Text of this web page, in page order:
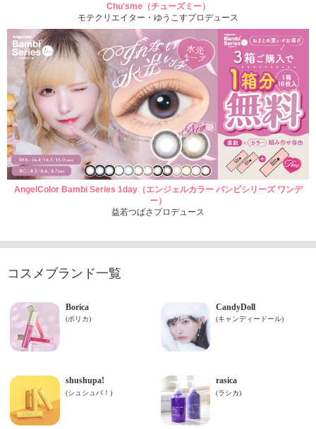
Chu'sme（チューズミー）
モテクリエイター・ゆうこすプロデュース
AngelColor Bambi Series 1day（エンジェルカラー バンビシリーズ ワンデ
ー）
益若つばさプロデュース
コスメブランド一覧